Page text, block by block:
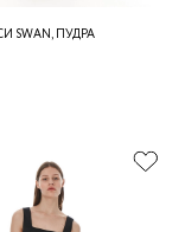
SWAN, ПУДРА